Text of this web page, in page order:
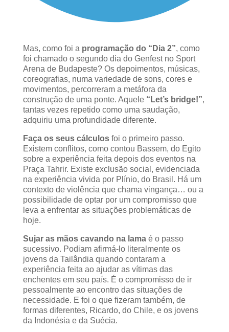
Mas, como foi a programação do “Dia 2”, como
foi chamado o segundo dia do Genfest no Sport
Arena de Budapeste? Os depoimentos, músicas,
coreografias, numa variedade de sons, cores e
movimentos, percorreram a metáfora da
construção de uma ponte. Aquele “Let’s bridge!”,
tantas vezes repetido como uma saudação,
adquiriu uma profundidade diferente.
Faça os seus cálculosfoi o primeiro passo.
Existem conflitos, como contou Bassem, do Egito
sobre a experiência feita depois dos eventos na
Praça Tahrir. Existe exclusão social, evidenciada
na experiência vivida por Plínio, do Brasil. Há um
contexto de violência que chama vingança… ou a
possibilidade de optar por um compromisso que
leva a enfrentar as situações problemáticas de
hoje.
Sujar as mãos cavando na lamaé o passo
sucessivo. Podiam afirmá-lo literalmente os
jovens da Tailândia quando contaram a
experiência feita ao ajudar as vítimas das
enchentes em seu país. É o compromisso de ir
pessoalmente ao encontro das situações de
necessidade. E foi o que fizeram também, de
formas diferentes, Ricardo, do Chile, e os jovens
da Indonésia e da Suécia.